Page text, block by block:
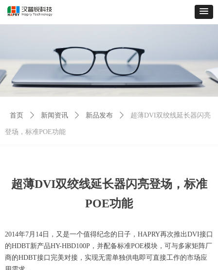
超薄DVI双绞线延长器闪亮登场，标准
POE功能
2014年7月14日，又是一个值得纪念的日子，HAPRY再次推出DVI接口
的HDBT新产品HY-HBD100P，并配备标准POE模块，可与多家矩阵厂
商的HDBT接口完美对接，实现无需单独供电即可直接工作的市场应
首页 ꄲ 新闻资讯 ꄲ 新品发布 ꄲ 超薄DVI双绞线延长器闪亮
登场，标准POE功能